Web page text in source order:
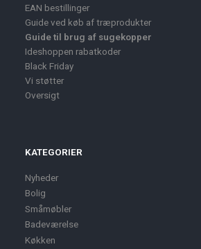
EAN bestillinger
Guide ved køb af træprodukter
Guide til brug af sugekopper
Ideshoppen rabatkoder
Black Friday
Vi støtter
Oversigt
KATEGORIER
Nyheder
Bolig
Småmøbler
Badeværelse
Køkken